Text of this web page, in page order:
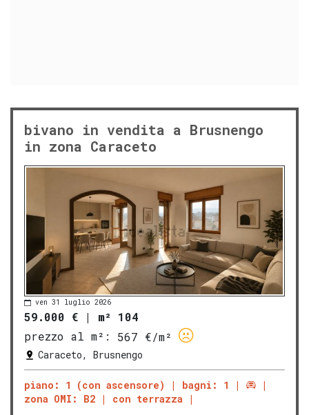
bivano in vendita a Brusnengo
in zona Caraceto
ven 31 luglio 2026
59.000 € | m² 104
prezzo al m²:
567 €/m²
Caraceto, Brusnengo
piano: 1 (con ascensore)
bagni: 1
zona OMI: B2
con terrazza